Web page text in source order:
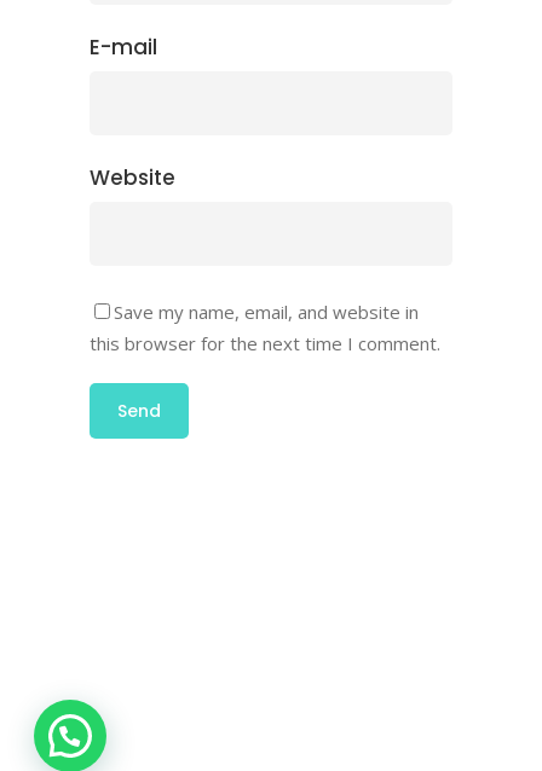
E-mail
Website
Save my name, email, and website in
this browser for the next time I comment.